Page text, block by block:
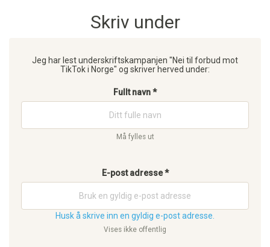
Skriv under
Jeg har lest underskriftskampanjen "Nei til forbud mot
TikTok i Norge" og skriver herved under:
Fullt navn *
Må fylles ut
E-post adresse *
Husk å skrive inn en gyldig e-post adresse.
Vises ikke offentlig